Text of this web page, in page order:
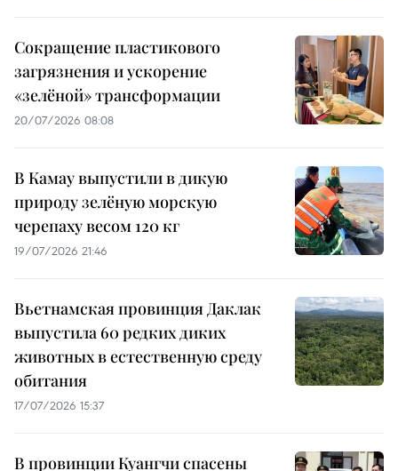
Сокращение пластикового
загрязнения и ускорение
«зелёной» трансформации
20/07/2026 08:08
В Камау выпустили в дикую
природу зелёную морскую
черепаху весом 120 кг
19/07/2026 21:46
Вьетнамская провинция Даклак
выпустила 60 редких диких
животных в естественную среду
обитания
17/07/2026 15:37
В провинции Куангчи спасены